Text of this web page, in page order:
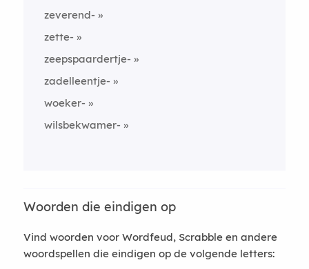
zeverend-
zette-
zeepspaardertje-
zadelleentje-
woeker-
wilsbekwamer-
Woorden die eindigen op
Vind woorden voor Wordfeud, Scrabble en andere
woordspellen die eindigen op de volgende letters: